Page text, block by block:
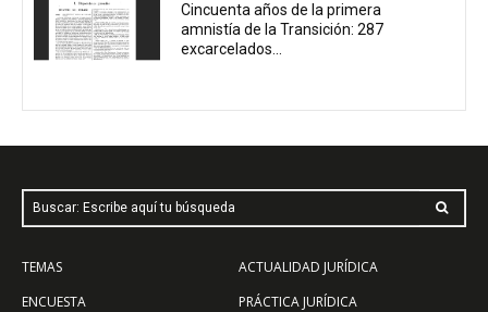
Cincuenta años de la primera
amnistía de la Transición: 287
excarcelados...
Buscar: Escribe aquí tu búsqueda
TEMAS
ENCUESTA
ACTUALIDAD JURÍDICA
PRÁCTICA JURÍDICA